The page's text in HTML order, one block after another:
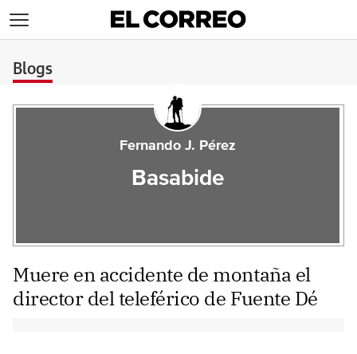
Blogs
Fernando J. Pérez
Basabide
Muere en accidente de montaña el
director del teleférico de Fuente Dé